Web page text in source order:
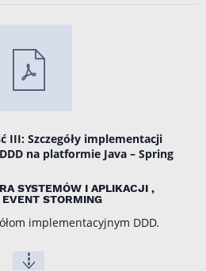
III: Szczegóły implementacji
na platformie Java – Spring
SYSTEMÓW I APLIKACJI ,
STORMING
implementacyjnym DDD.